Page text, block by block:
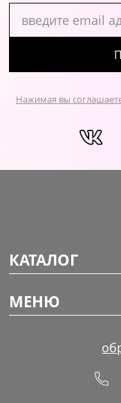
Нажимая вы
КАТАЛОГ
МЕНЮ